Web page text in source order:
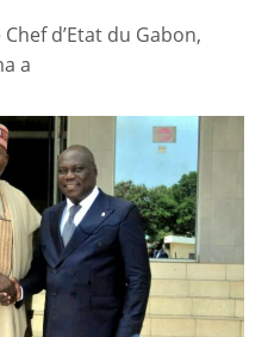
d’Etat du Gabon,
a